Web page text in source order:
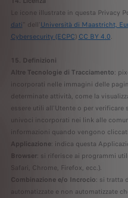
Le icone illustrate in questa Privacy
dati " dell'Università di Maastricht,
Cybersecurity (ECPC) CC BY 4.0.
15. Definizioni
Altre Tecnologie di Tracciamento:
incorporati nelle immagini delle
determinate attività, come la
essere utili all'Utente o per verificare
univoci incorporati nei link alle
informazioni quando vengono
Applicazione: indica questa
Browser: si riferisce ai programmi
Safari, Chrome, Firefox, ecc.).
Combinazione e/o Incrocio: si tratta
automatizzate e non automatizzate